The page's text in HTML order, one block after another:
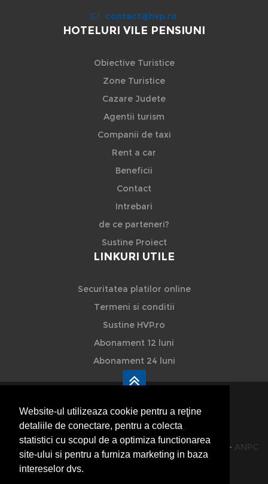
Website-ul utilizeaza cookie pentru a reţine
detaliile de conectare, pentru a colecta
statistici cu scopul de a optimiza functionarea
site-ului si pentru a furniza marketing in baza
intereselor dvs.
contact@hvp.ro
HOTELURI VILE PENSIUNI
Obiective Turistice
Zone Turistice
Cazare Judete
Agentii turism
Companii de taxi
Rent a car
Beneficii
Contact
Intrebari
de ce parteneri?
Sustine Proiect
LINKURI UTILE
Securitatea platilor online
Termeni si conditii
Sustine HVP.ro
Abonament 12 luni
Abonament 24 luni
HVP - Hoteluri Vile Pensiuni
© 2014-2026 Powered byVilonMedia&TekaBility - ANPC
SOL